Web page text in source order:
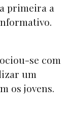
primeira a
se com
um
os jovens.